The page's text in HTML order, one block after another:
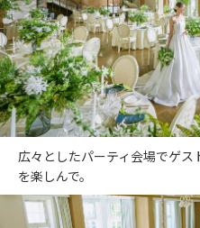
広々としたパーティ会場でゲ
を楽しんで。